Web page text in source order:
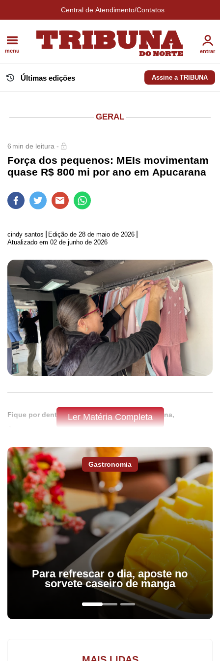
Central de Atendimento/Contatos
menu entrar
Últimas edições Assine a TRIBUNA
GERAL
6 min de leitura -
Força dos pequenos: MEIs movimentam
quase R$ 800 mi por ano em Apucarana
cindy santos Edição de 28 de maio de 2026
Atualizado em 02 de junho de 2026
Fique por dentro do que acontece em Apucarana,
Arapongas e região,assine a Tribuna do Norte.
Por ano, pequenos negócios formalizados pelos
Microempreendedores Individuais (MEIs) movimentam quase R$
800 milhões na economia de Apucarana. A estimativa, feita com
base nos dados da Receita Federal levantados pelo Sebrae a
pedido da Tribuna, mostra que a movimentação financeira é
referente a mais de 9,8 mil microempresas ativas no município.
Para o Sebrae, os valores demonstram a relevância econômica
dos pequenos negócios para a cidade.
Conforme o consultor do Sebrae, Tiago Cunha, na prática, essa
movimentação financeira ocorre de forma descentralizada,
Ler Matéria Completa
Gastronomia
Para refrescar o dia, aposte no
sorvete caseiro de manga